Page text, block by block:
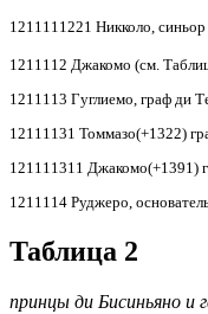
1211111221 Никколо,
1211112 Джакомо (см.
1211113 Гуглиемо, граф ди
12111131 Томмазо(+1322)
121111311 Джакомо(+1391)
1211114 Руджеро,
Таблица 2
принцы ди Бисиньяно и